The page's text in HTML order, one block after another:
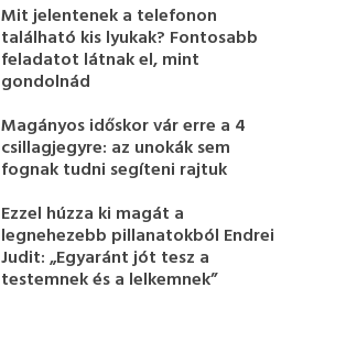
Mit jelentenek a telefonon
található kis lyukak? Fontosabb
feladatot látnak el, mint
gondolnád
Magányos időskor vár erre a 4
csillagjegyre: az unokák sem
fognak tudni segíteni rajtuk
Ezzel húzza ki magát a
legnehezebb pillanatokból Endrei
Judit: „Egyaránt jót tesz a
testemnek és a lelkemnek”